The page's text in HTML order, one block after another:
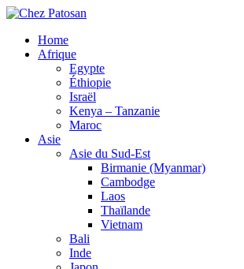
Home
Afrique
Egypte
Éthiopie
Israël
Kenya – Tanzanie
Maroc
Asie
Asie du Sud-Est
Birmanie (Myanmar)
Cambodge
Laos
Thaïlande
Vietnam
Bali
Inde